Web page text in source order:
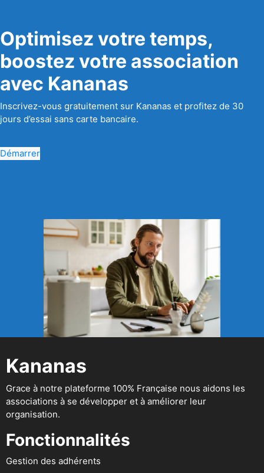
Optimisez votre temps,
boostez votre association
avec Kananas
Inscrivez-vous gratuitement sur Kananas et profitez de 30
jours d’essai sans carte bancaire.
Démarrer
Kananas
Grace à notre plateforme 100% Française nous aidons les
associations à se développer et à améliorer leur
organisation.
Fonctionnalités
Gestion des adhérents